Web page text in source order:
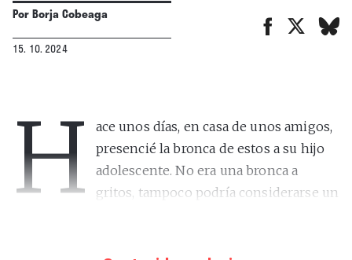
PorBorja Cobeaga
15. 10. 2024
H
ace unos días, en casa de unos amigos,
presencié la bronca de estos a su hijo
adolescente. No era una bronca a
gritos, tampoco podría considerarse un